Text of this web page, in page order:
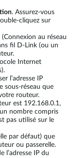
. Assurez-vous
cliquez sur
(Connexion au réseau
fil D-Link (ou un
Internet
l’adresse IP
sous-réseau que
routeur.
est 192.168.0.1,
nombre compris
pas utilisé sur le
par défaut) que
ou passerelle.
l’adresse IP du